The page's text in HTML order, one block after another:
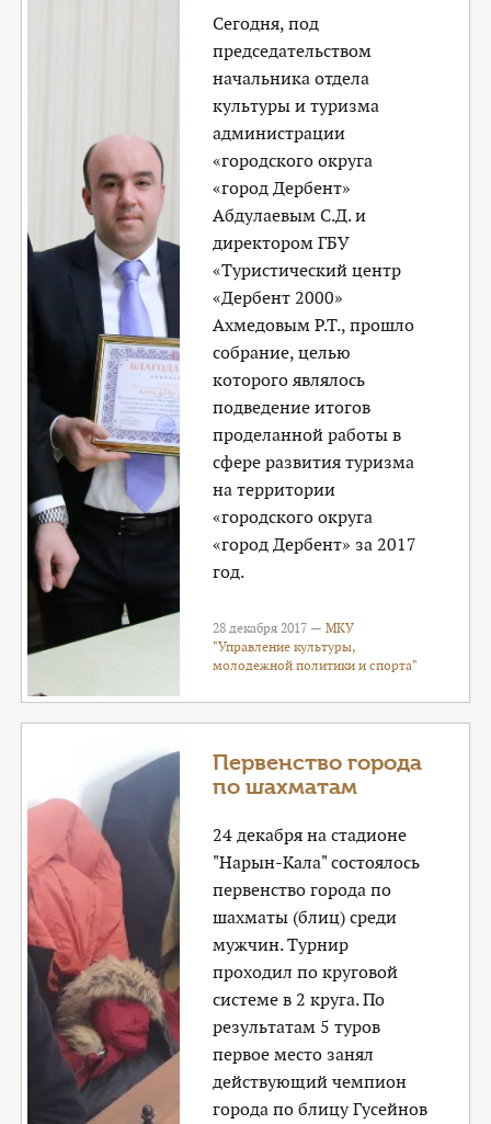
Сегодня, под
председательством
начальника отдела
культуры и туризма
администрации
«городского округа
«город Дербент»
Абдулаевым С.Д. и
директором ГБУ
«Туристический центр
«Дербент 2000»
Ахмедовым Р.Т., прошло
собрание, целью
которого являлось
подведение итогов
проделанной работы в
сфере развития туризма
на территории
«городского округа
«город Дербент» за 2017
год.
28 декабря 2017 —МКУ
"Управление культуры,
молодежной политики и спорта"
Первенство города
по шахматам
24 декабря на стадионе
"Нарын-Кала" состоялось
первенство города по
шахматы (блиц) среди
мужчин. Турнир
проходил по круговой
системе в 2 круга. По
результатам 5 туров
первое место занял
действующий чемпион
города по блицу Гусейнов